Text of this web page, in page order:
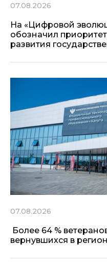
07.08.2026
На «Цифровой
обозначил
развития
07.08.2026
Более 64 %
вернувшихся в